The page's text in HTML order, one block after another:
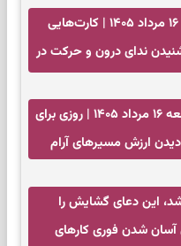
فال تاروت امروز جمعه ۱۶ مرداد ۱۴۰۵ | کارت‌هایی
ندای درون و حرکت در
فال سرنوشت امروز جمعه ۱۶ مرداد ۱۴۰۵ | روزی برای
ارزش مسیرهای آرام
این دعای گشایش را
آسان شدن فوری کارهای